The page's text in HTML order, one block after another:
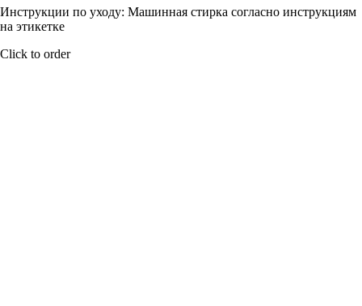
Инструкции по уходу: Машинная стирка согласно инструкциям
на этикетке
Click to order